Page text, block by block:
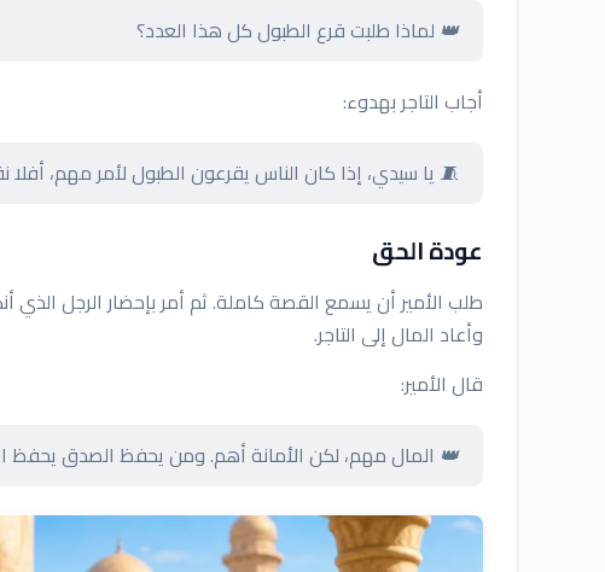
👑 لماذا طلبت قرع الطبول كل هذا العدد؟
أجاب التاجر بهدوء:
🧵 يا سيدي، إذا كان الناس يقرعون الطبول لأمر مهم،
عودة الحق
طلب الأمير أن يسمع القصة كاملة. ثم أمر بإحضار الرجل الذي
وأعاد المال إلى التاجر.
قال الأمير:
👑 المال مهم، لكن الأمانة أهم. ومن يحفظ الصدق يحفظ